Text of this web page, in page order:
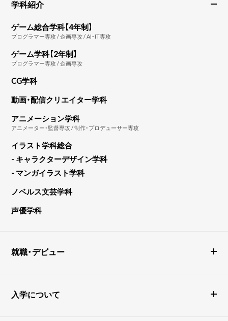
学科紹介
ゲーム総合学科【4年制】
プログラマー専攻 / 企画専攻 / AI・IT専攻
ゲーム学科【2年制】
プログラマー専攻 / 企画専攻
CG学科
動画・配信クリエイター学科
アニメーション学科
アニメーター・監督専攻 / 制作・プロデューサー専攻
イラスト学科総合
- キャラクターデザイン学科
- マンガイラスト学科
ノベルス文芸学科
声優学科
就職・デビュー
入学について